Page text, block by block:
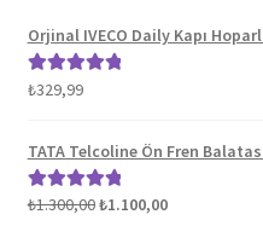
Orjinal IVECO Daily Kapı
5 üzerinden
₺329,99
TATA Telcoline Ön Fren
5 üzerinden
₺1.300,00Orijinal
₺1.100,00Şu